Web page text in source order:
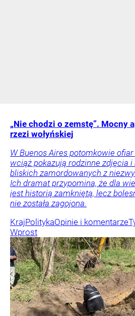
„Nie chodzi o zemstę”. Mocny
rzezi wołyńskiej
W Buenos Aires potomkowie
wciąż pokazują rodzinne zdjęcia
bliskich zamordowanych z
Ich dramat przypomina, że dla
jest historią zamkniętą, lecz
nie została zagojona.
KrajPolitykaOpinie i komentarze
Wprost